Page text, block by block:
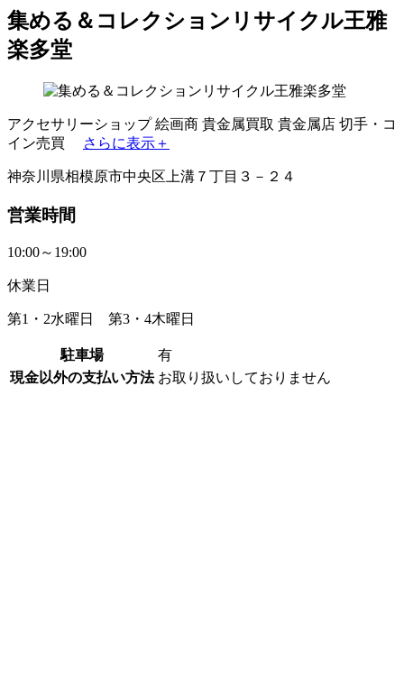
集める＆コレクションリサイクル王雅
楽多堂
アクセサリーショップ 絵画商 貴金属買取 貴金属店 切手・コ
イン売買
さらに表示＋
神奈川県相模原市中央区上溝７丁目３－２４
営業時間
10:00～19:00
休業日
第1・2水曜日 第3・4木曜日
駐車場
有
現金以外の支払い方法 お取り扱いしておりません